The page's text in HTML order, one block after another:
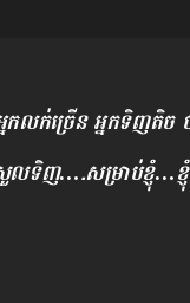
កលក់ច្រើន អ្នកទិញតិ
ទិញ….សម្រាប់ខ្ញុំ…ខ្ញុំ